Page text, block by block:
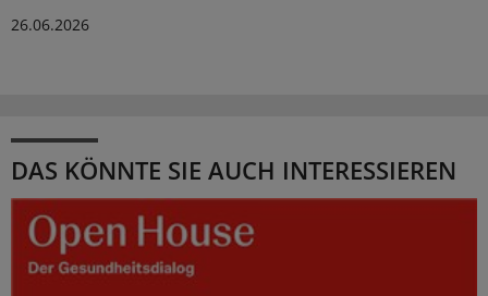
26.06.2026
DAS KÖNNTE SIE AUCH INTERESSIEREN